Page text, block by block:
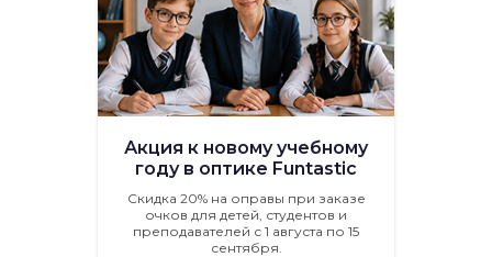
Акция к новому учебному
году в оптике Funtastic
Скидка 20% на оправы при заказе
очков для детей, студентов и
преподавателей с 1 августа по 15
сентября.